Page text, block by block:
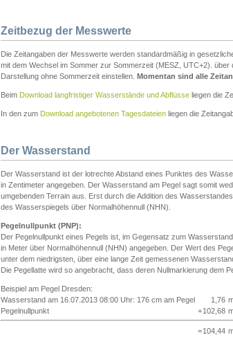
Zeitbezug der Messwerte
Die Zeitangaben der Messwerte werden standardmäßig in
mit dem Wechsel im Sommer zur Sommerzeit (MESZ, UTC+2). über
Darstellung ohne Sommerzeit einstellen. Momentan sind alle
Beim Download langfristiger Wasserstände und Abflüsse liegen die
In den zum Download angebotenen Tagesdateien liegen die
Der Wasserstand
Der Wasserstand ist der lotrechte Abstand eines Punktes des
in Zentimeter angegeben. Der Wasserstand am Pegel sagt somit
umgebenden Terrain aus. Erst durch die Addition des
des Wasserspiegels über Normalhöhennull (NHN).
Pegelnullpunkt (PNP):
Der Pegelnullpunkt eines Pegels ist, im Gegensatz zum
in Meter über Normalhöhennull (NHN) angegeben. Der Wert des
unter dem niedrigsten, über eine lange Zeit gemessenen
Die Pegellatte wird so angebracht, dass deren Nullmarkierung dem
Beispiel am Pegel Dresden:
Wasserstand am 16.07.2013 08:00 Uhr: 176 cm am Pegel
1,76
Pegelnullpunkt
+102,68
=104,44